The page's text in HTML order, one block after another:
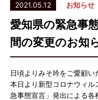
2021.05.12 お知らせ
愛知県の緊急事
間の変更のお知
日頃よりみそ吟をご愛顧い
本日より新型コロナウィ
急事態宣言」発出による各